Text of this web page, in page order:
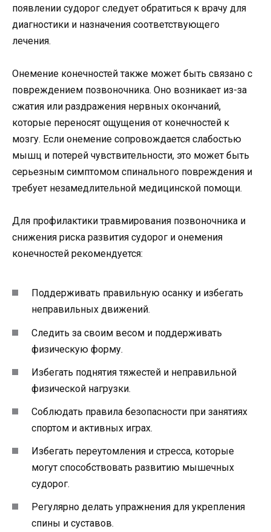
появлении судорог следует обратиться к врачу для
диагностики и назначения соответствующего
лечения.
Онемение конечностей также может быть связано с
повреждением позвоночника. Оно возникает из-за
сжатия или раздражения нервных окончаний,
которые переносят ощущения от конечностей к
мозгу. Если онемение сопровождается слабостью
мышц и потерей чувствительности, это может быть
серьезным симптомом спинального повреждения и
требует незамедлительной медицинской помощи.
Для профилактики травмирования позвоночника и
снижения риска развития судорог и онемения
конечностей рекомендуется:
Поддерживать правильную осанку и избегать
неправильных движений.
Следить за своим весом и поддерживать
физическую форму.
Избегать поднятия тяжестей и неправильной
физической нагрузки.
Соблюдать правила безопасности при занятиях
спортом и активных играх.
Избегать переутомления и стресса, которые
могут способствовать развитию мышечных
судорог.
Регулярно делать упражнения для укрепления
спины и суставов.